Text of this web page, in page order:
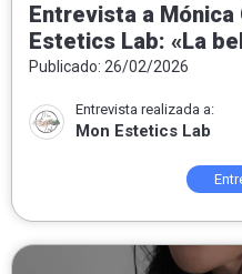
Entrevista a Mónica
Estetics Lab: «La
tanto por dentro
Publicado: 26/02/2026
Entrevista realizada a:
Mon Estetics Lab